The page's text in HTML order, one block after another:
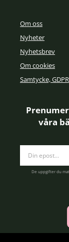
Om oss
Nyheter
Nyhetsbrev
Om cookies
Samtycke, GDPR
våra
postadress
De uppgifter du